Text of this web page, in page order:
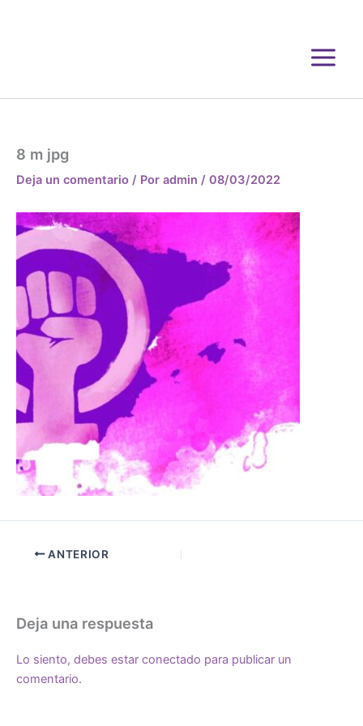
8 m jpg
Deja un comentario / Por admin / 08/03/2022
ANTERIOR
Deja una respuesta
Lo siento, debes estar conectado para publicar un
comentario.